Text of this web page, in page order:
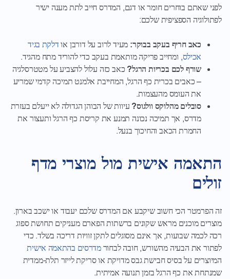
לפני שאתם בוחרים חומר או דגם, המדרס חייב לתת מענה ישיר
לפתולוגיה הספציפית שלכם:
כאב חריף בעקב בבוקר: מעיד לרוב על דורבן אודלקת בגיד
אכילס, ומחייב פריקה מותאמת בעקב כדי להוריד מתח מהגיד.
שורף לכם בכריות הרגל? כאב כזה עלול להצביע עלמטטרסלגיה
– כאבים בכרית כף הרגל, המחייבת אלמנט תמיכה קדמי שמריע
את העומס מהעצמות.
סובלים מהלוקס וולגוס? עיוות של הבוהן הגדולה לא ייעלם בעזרת
מדרס, אך תמיכה נכונה תמנע את קריסת כף הרגל ותעצור את
החמרת הכאב והחיכוך בנעל.
התאמה אישית מול מוצרי מדף
זולים
זה הפרמטר הכי חשוב שיקבע אם המדרס שלכם יעבוד או ישכב בארון.
מוצרים מוכנים מראש שקונים ברשתות הפארם מעניקים תחושת ספוג
רכה לכמה שבועות, אך אינם מסוגלים לתקן זוויות דריכה בשלד. כדי
לפתור את הבעיה מהשורש, חובה לבחורמדרסים בהתאמה אישית
המיוצרים על בסיס חבישת גבס מדויקת או סריקת לייזר תלת-ממדית
שמנתחת את כף הרגל בזמן תנועה אמיתית.